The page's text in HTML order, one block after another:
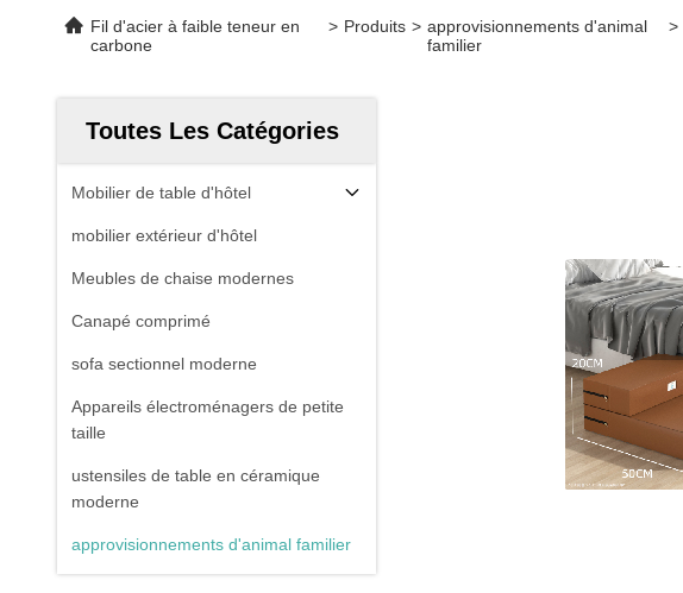
Fil d'acier à faible teneur en
carbone
> Produits > approvisionnements d'animal
familier
>
Toutes Les Catégories
Mobilier de table d'hôtel
mobilier extérieur d'hôtel
Meubles de chaise modernes
Canapé comprimé
sofa sectionnel moderne
Appareils électroménagers de petite
taille
ustensiles de table en céramique
moderne
approvisionnements d'animal familier